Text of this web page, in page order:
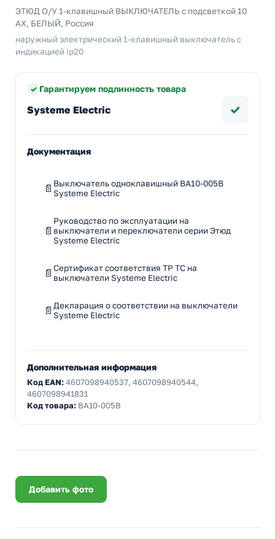
ЭТЮД О/У 1-клавишный ВЫКЛЮЧАТЕЛЬ с подсветкой 10
АХ, БЕЛЫЙ, Россия
наружный электрический 1-клавишный выключатель с
индикацией ip20
Гарантируем подлинность товара
Systeme Electric ✓
Документация
Выключатель одноклавишный BA10-005B
Systeme Electric
Руководство по эксплуатации на
выключатели и переключатели серии Этюд
Systeme Electric
Сертификат соответствия ТР ТС на
выключатели Systeme Electric
Декларация о соответствии на выключатели
Systeme Electric
Дополнительная информация
Код EAN:4607098940537, 4607098940544,
4607098941831
Код товара: BA10-005B
Добавить фото